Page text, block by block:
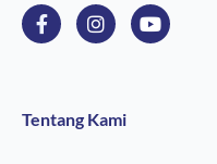
F
a
o
o
I
n
g
r
Y
o
Tentang Kami